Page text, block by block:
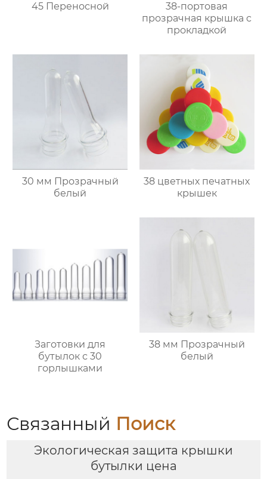
45 Переносной
38-портовая
прозрачная крышка с
прокладкой
30 мм Прозрачный
белый
38 цветных печатных
крышек
Заготовки для
бутылок с 30
горлышками
38 мм Прозрачный
белый
Связанный Поиск
Экологическая защита крышки
бутылки цена